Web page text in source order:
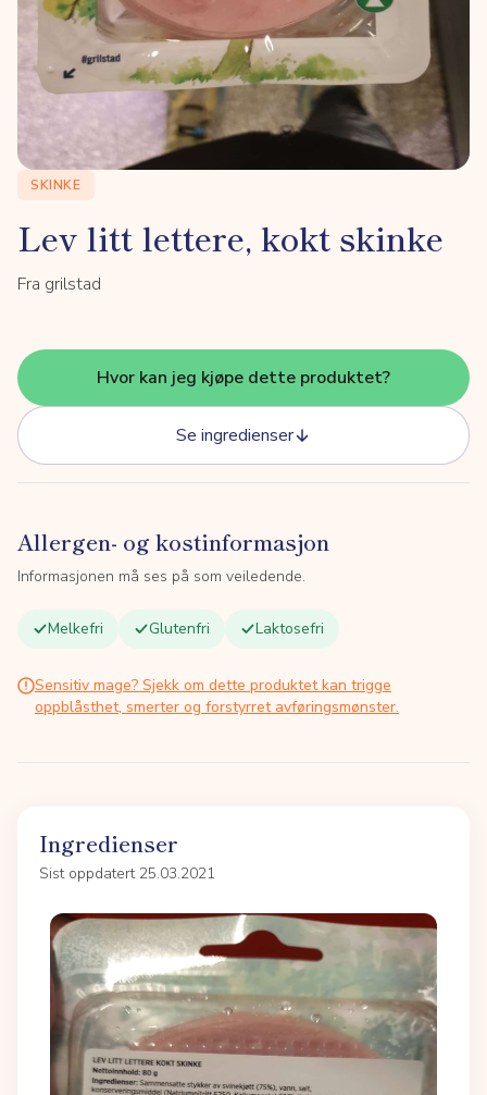
SKINKE
Lev litt lettere, kokt skinke
Fra grilstad
Hvor kan jeg kjøpe dette produktet?
Se ingredienser
Allergen- og kostinformasjon
Informasjonen må ses på som veiledende.
Melkefri Glutenfri Laktosefri
Sensitiv mage? Sjekk om dette produktet kan trigge
oppblåsthet, smerter og forstyrret avføringsmønster.
Ingredienser
Sist oppdatert 25.03.2021